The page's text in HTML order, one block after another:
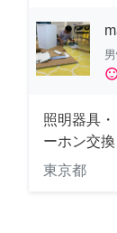
照明器具
ーホン交換
東京都